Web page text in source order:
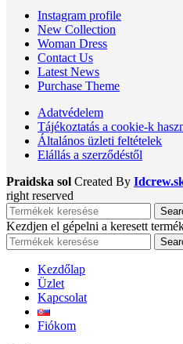
Instagram profile
New Collection
Woman Dress
Contact Us
Latest News
Purchase Theme
Adatvédelem
Tájékoztatás a cookie-k
Általános üzleti feltételek
Elállás a szerződéstől
Praidska sol Created By
right reserved
Kezdjen el gépelni a keresett
Kezdőlap
Üzlet
Kapcsolat
Fiókom